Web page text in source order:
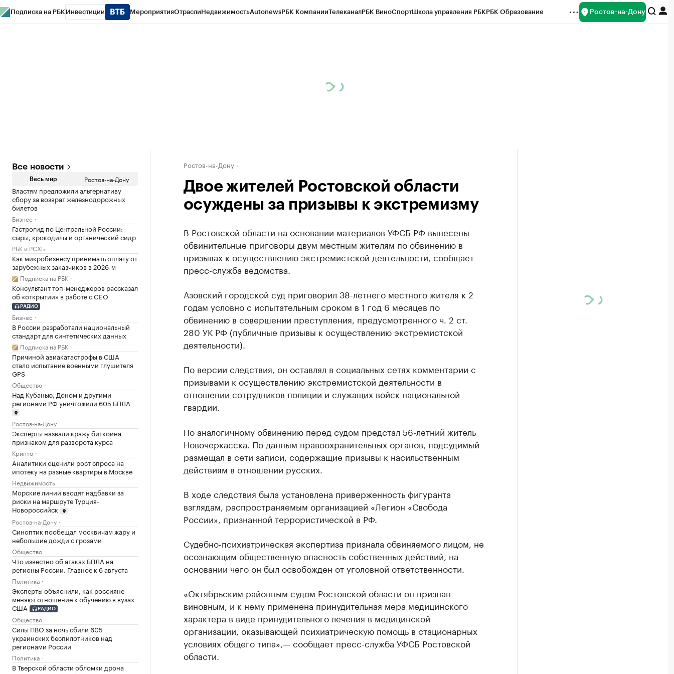
Подписка на РБК Инвестиции МероприятияОтраслиНедвижимостьAutonewsРБК КомпанииТелеканалРБК ВиноСпортШкола управления РБКРБК Образование Ростов-на-Дону
Все новости
Весь мир Ростов-на-Дону
Властям предложили альтернативу
сбору за возврат железнодорожных
билетов
Бизнес
Гастрогид по Центральной России:
сыры, крокодилы и органический сидр
РБК и РСХБ
Как микробизнесу принимать оплату от
зарубежных заказчиков в 2026-м
Подписка на РБК
Консультант топ-менеджеров рассказал
об «открытии» в работе с CEO
РАДИО
Бизнес
В России разработали национальный
стандарт для синтетических данных
Подписка на РБК
Причиной авиакатастрофы в США
стало испытание военными глушителя
GPS
Общество
Над Кубанью, Доном и другими
регионами РФ уничтожили 605 БПЛА
Ростов-на-Дону
Эксперты назвали кражу биткоина
признаком для разворота курса
Крипто
Аналитики оценили рост спроса на
ипотеку на разные квартиры в Москве
Недвижимость
Морские линии вводят надбавки за
риски на маршруте Турция-
Новороссийск
Ростов-на-Дону
Синоптик пообещал москвичам жару и
небольшие дожди с грозами
Общество
Что известно об атаках БПЛА на
регионы России. Главное к 6 августа
Политика
Эксперты объяснили, как россияне
меняют отношение к обучению в вузах
США
РАДИО
Общество
Силы ПВО за ночь сбили 605
украинских беспилотников над
регионами России
Политика
В Тверской области обломки дрона
Ростов-на-Дону
Двое жителей Ростовской области
осуждены за призывы к экстремизму
В Ростовской области на основании материалов УФСБ РФ вынесены
обвинительные приговоры двум местным жителям по обвинению в
призывах к осуществлению экстремистской деятельности, сообщает
пресс-служба ведомства.
Азовский городской суд приговорил 38-летнего местного жителя к 2
годам условно с испытательным сроком в 1 год 6 месяцев по
обвинению в совершении преступления, предусмотренного ч. 2 ст.
280 УК РФ (публичные призывы к осуществлению экстремистской
деятельности).
По версии следствия, он оставлял в социальных сетях комментарии с
призывами к осуществлению экстремистской деятельности в
отношении сотрудников полиции и служащих войск национальной
гвардии.
По аналогичному обвинению перед судом предстал 56-летний житель
Новочеркасска. По данным правоохранительных органов, подсудимый
размещал в сети записи, содержащие призывы к насильственным
действиям в отношении русских.
В ходе следствия была установлена приверженность фигуранта
взглядам, распространяемым организацией «Легион «Свобода
России», признанной террористической в РФ.
Судебно-психиатрическая экспертиза признала обвиняемого лицом, не
осознающим общественную опасность собственных действий, на
основании чего он был освобожден от уголовной ответственности.
«Октябрьским районным судом Ростовской области он признан
виновным, и к нему применена принудительная мера медицинского
характера в виде принудительного лечения в медицинской
организации, оказывающей психиатрическую помощь в стационарных
условиях общего типа»,— сообщает пресс-служба УФСБ Ростовской
области.